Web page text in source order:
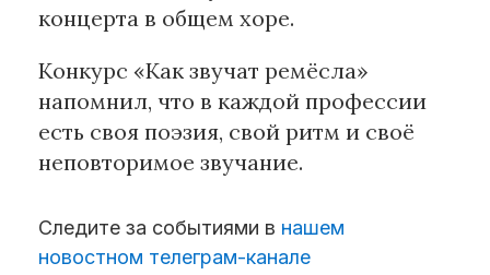
концерта в общем хоре.
Конкурс «Как звучат ремёсла»
напомнил, что в каждой профессии
есть своя поэзия, свой ритм и своё
неповторимое звучание.
Следите за событиями в нашем
новостном телеграм-канале